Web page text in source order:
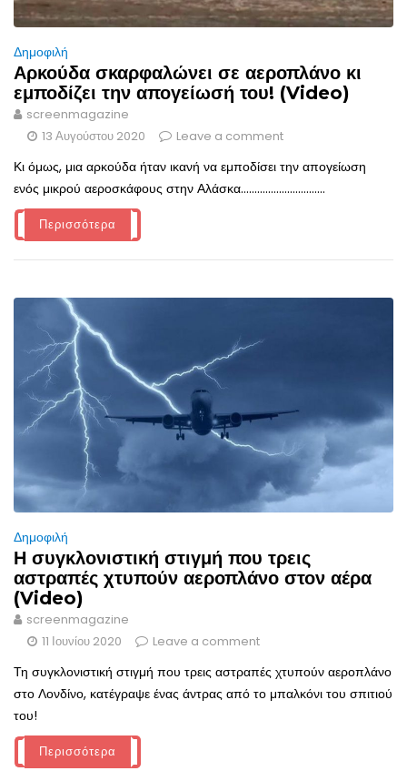
Δημοφιλή
Αρκούδα σκαρφαλώνει σε αεροπλάνο κι
εμποδίζει την απογείωσή του! (Video)
screenmagazine
13 Αυγούστου 2020
Leave a comment
Κι όμως, μια αρκούδα ήταν ικανή να εμποδίσει την απογείωση
ενός μικρού αεροσκάφους στην Αλάσκα...............................
Περισσότερα
Δημοφιλή
Η συγκλονιστική στιγμή που τρεις
αστραπές χτυπούν αεροπλάνο στον αέρα
(Video)
screenmagazine
11 Ιουνίου 2020
Leave a comment
Τη συγκλονιστική στιγμή που τρεις αστραπές χτυπούν αεροπλάνο
στο Λονδίνο, κατέγραψε ένας άντρας από το μπαλκόνι του σπιτιού
του!
Περισσότερα